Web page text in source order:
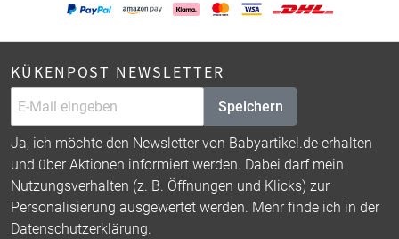
KÜKENPOST NEWSLETTER
Speichern
Ja, ich möchte den Newsletter von Babyartikel.de erhalten
und über Aktionen informiert werden. Dabei darf mein
Nutzungsverhalten (z. B. Öffnungen und Klicks) zur
Personalisierung ausgewertet werden. Mehr finde ich in der
Datenschutzerklärung.